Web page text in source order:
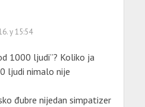
у 15:54
1000 ljudi”? Koliko ja
ljudi nimalo nije
đubre nijedan simpatizer